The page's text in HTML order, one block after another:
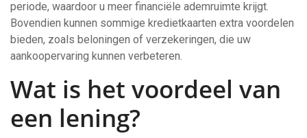
periode, waardoor u meer financiële ademruimte krijgt.
Bovendien kunnen sommige kredietkaarten extra voordelen
bieden, zoals beloningen of verzekeringen, die uw
aankoopervaring kunnen verbeteren.
Wat is het voordeel van
een lening?